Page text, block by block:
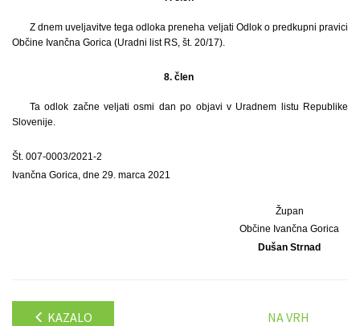
Z dnem uveljavitve tega odloka preneha veljati Odlok o predkupni pravici
Občine Ivančna Gorica (Uradni list RS, št. 20/17).
8. člen
Ta odlok začne veljati osmi dan po objavi v Uradnem listu Republike
Slovenije.
Št. 007-0003/2021-2
Ivančna Gorica, dne 29. marca 2021
Župan
Občine Ivančna Gorica
Dušan Strnad
KAZALO NA VRH